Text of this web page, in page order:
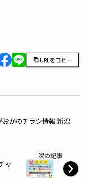
URLをコピー
かのチラシ情報 新潟
次の記事
ャ